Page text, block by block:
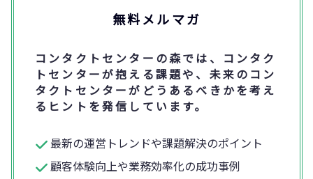
無料メルマガ
コンタクトセンターの森では、コンタク
トセンターが抱える課題や、未来のコン
タクトセンターがどうあるべきかを考え
るヒントを発信しています。
最新の運営トレンドや課題解決のポイント
顧客体験向上や業務効率化の成功事例